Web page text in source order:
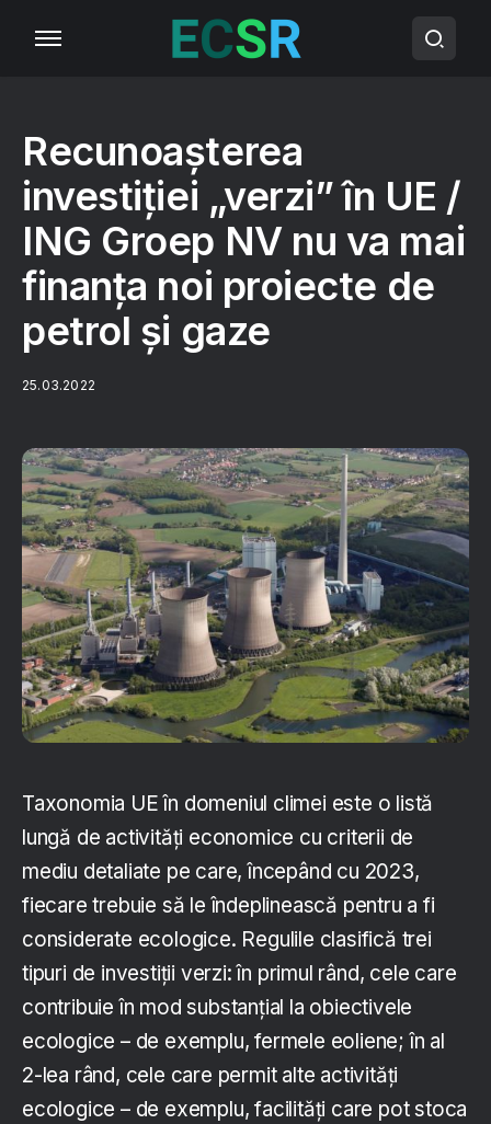
Recunoașterea
investiției „verzi” în UE /
ING Groep NV nu va mai
finanța noi proiecte de
petrol și gaze
25.03.2022
Taxonomia UE în domeniul climei este o listă
lungă de activități economice cu criterii de
mediu detaliate pe care, începând cu 2023,
fiecare trebuie să le îndeplinească pentru a fi
considerate ecologice. Regulile clasifică trei
tipuri de investiții verzi: în primul rând, cele care
contribuie în mod substanțial la obiectivele
ecologice – de exemplu, fermele eoliene; în al
2-lea rând, cele care permit alte activități
ecologice – de exemplu, facilități care pot stoca